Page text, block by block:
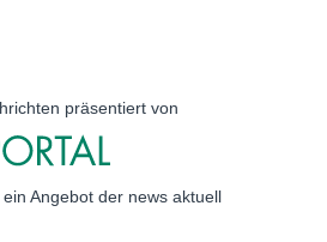
präsentiert von
Angebot der news aktuell